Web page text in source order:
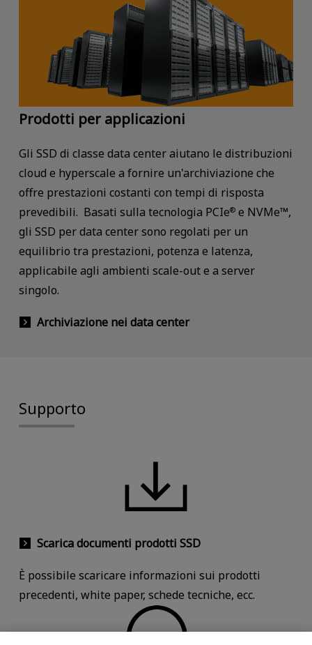
Prodotti per applicazioni
Gli SSD di classe data center aiutano le distribuzioni
cloud e hyperscale a fornire un'archiviazione che
offre prestazioni costanti con tempi di risposta
prevedibili. Basati sulla tecnologia PCIe®e NVMe™,
gli SSD per data center sono regolati per un
equilibrio tra prestazioni, potenza e latenza,
applicabile agli ambienti scale-out e a server
singolo.
Archiviazione nei data center
Supporto
Scarica documenti prodotti SSD
È possibile scaricare informazioni sui prodotti
precedenti, white paper, schede tecniche, ecc.